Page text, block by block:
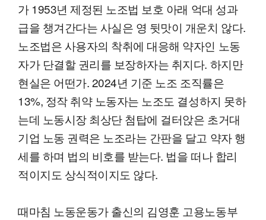
가 1953년 제정된 노조법 보호 아래 억대 성과
급을 챙겨간다는 사실은 영 뒷맛이 개운치 않다.
노조법은 사용자의 착취에 대응해 약자인 노동
자가 단결할 권리를 보장하자는 취지다. 하지만
현실은 어떤가. 2024년 기준 노조 조직률은
13%, 정작 취약 노동자는 노조도 결성하지 못하
는데 노동시장 최상단 첨탑에 걸터앉은 초거대
기업 노동 권력은 노조라는 간판을 달고 약자 행
세를 하며 법의 비호를 받는다. 법을 떠나 합리
적이지도 상식적이지도 않다.
때마침 노동운동가 출신의 김영훈 고용노동부